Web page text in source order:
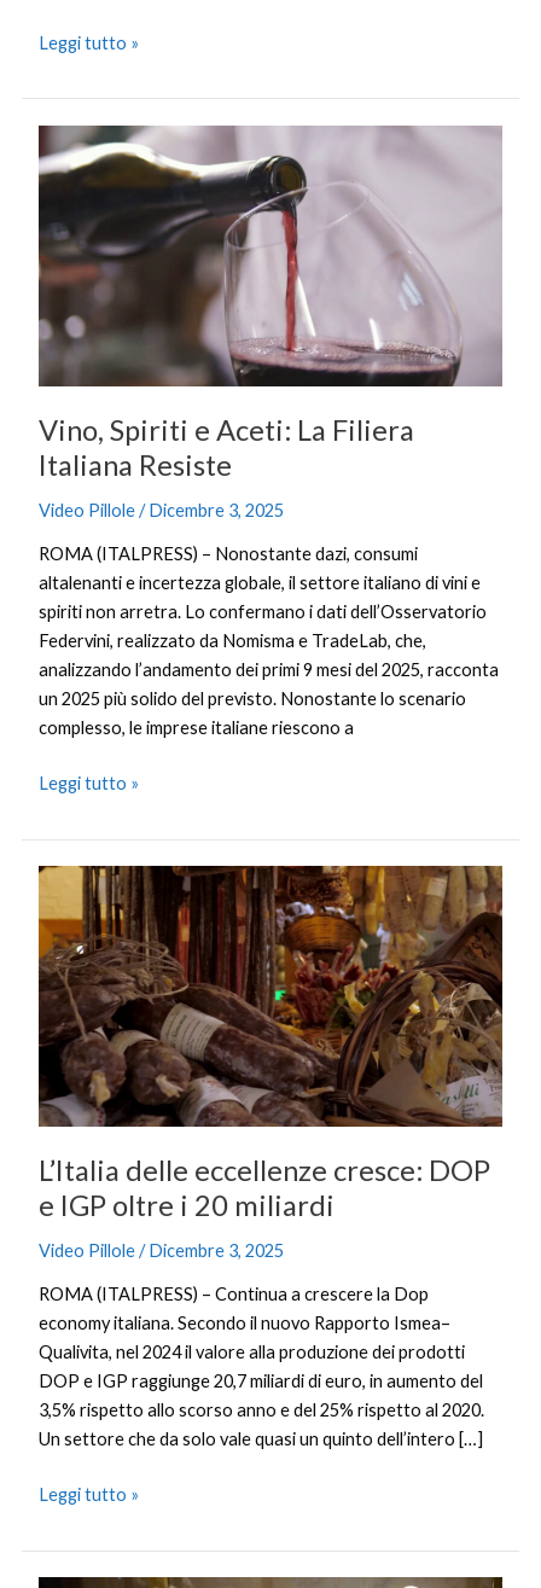
Leggi tutto »
Vino, Spiriti e Aceti: La Filiera
Italiana Resiste
Video Pillole/Dicembre 3, 2025
ROMA (ITALPRESS) – Nonostante dazi, consumi
altalenanti e incertezza globale, il settore italiano di vini e
spiriti non arretra. Lo confermano i dati dell’Osservatorio
Federvini, realizzato da Nomisma e TradeLab, che,
analizzando l’andamento dei primi 9 mesi del 2025, racconta
un 2025 più solido del previsto. Nonostante lo scenario
complesso, le imprese italiane riescono a
Vino,
Spiriti
Aceti:
La
Filiera
Italiana
Resiste
Leggi tutto »
L’Italia delle eccellenze cresce: DOP
e IGP oltre i 20 miliardi
Video Pillole/Dicembre 3, 2025
ROMA (ITALPRESS) – Continua a crescere la Dop
economy italiana. Secondo il nuovo Rapporto Ismea–
Qualivita, nel 2024 il valore alla produzione dei prodotti
DOP e IGP raggiunge 20,7 miliardi di euro, in aumento del
3,5% rispetto allo scorso anno e del 25% rispetto al 2020.
Un settore che da solo vale quasi un quinto dell’intero […]
L’Italia
eccellenze
cresce:
DOP
IGP
oltre
i
miliardi
Leggi tutto »